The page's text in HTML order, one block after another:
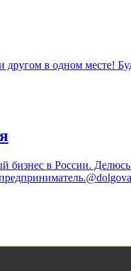
другом в одном месте!
бизнес в России.